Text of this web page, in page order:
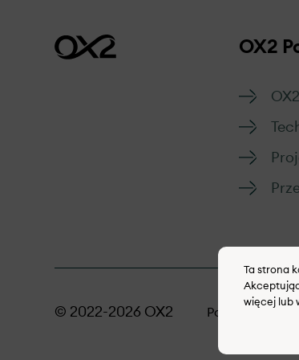
OX2
© 2022-2026 OX2 Polityka
Ta strona
więcej lub